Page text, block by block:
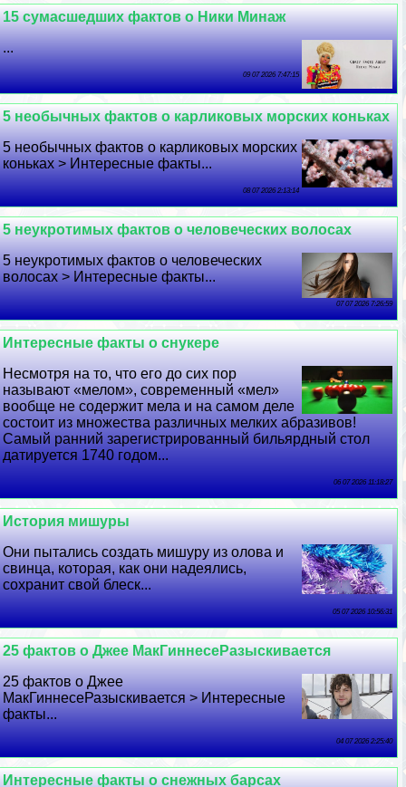
15 cyмacшедших фактов о Ники Минаж
...
09 07 2026 7:47:15
5 необычных фактов о карликовых морских коньках
5 необычных фактов о карликовых морских
коньках > Интересные факты...
08 07 2026 2:13:14
5 неукротимых фактов о человеческих волосах
5 неукротимых фактов о человеческих
волосах > Интересные факты...
07 07 2026 7:26:59
Интересные факты о снукере
Несмотря на то, что его до сих пор
называют «мелом», современный «мел»
вообще не содержит мела и на самом деле
состоит из множества различных мелких абразивов!
Самый ранний зарегистрированный бильярдный стол
датируется 1740 годом...
06 07 2026 11:18:27
История мишуры
Они пытались создать мишуру из олова и
свинца, которая, как они надеялись,
сохранит свой блеск...
05 07 2026 10:56:31
25 фактов о Джее МакГиннесеРазыскивается
25 фактов о Джее
МакГиннесеРазыскивается > Интересные
факты...
04 07 2026 2:25:40
Интересные факты о снежных барсах